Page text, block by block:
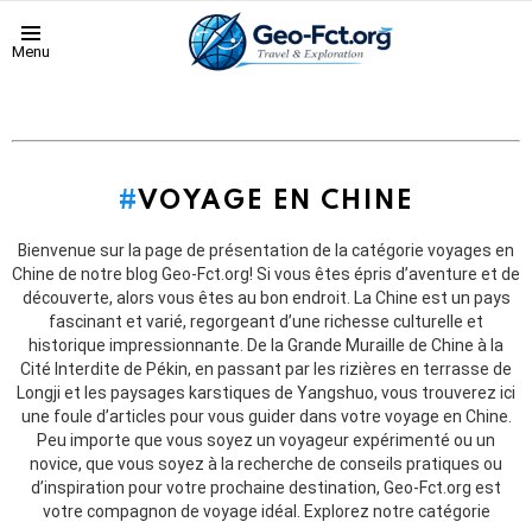
Menu
VOYAGE EN CHINE
Bienvenue sur la page de présentation de la catégorie voyages en
Chine de notre blog Geo-Fct.org! Si vous êtes épris d’aventure et de
découverte, alors vous êtes au bon endroit. La Chine est un pays
fascinant et varié, regorgeant d’une richesse culturelle et
historique impressionnante. De la Grande Muraille de Chine à la
Cité Interdite de Pékin, en passant par les rizières en terrasse de
Longji et les paysages karstiques de Yangshuo, vous trouverez ici
une foule d’articles pour vous guider dans votre voyage en Chine.
Peu importe que vous soyez un voyageur expérimenté ou un
novice, que vous soyez à la recherche de conseils pratiques ou
d’inspiration pour votre prochaine destination, Geo-Fct.org est
votre compagnon de voyage idéal. Explorez notre catégorie